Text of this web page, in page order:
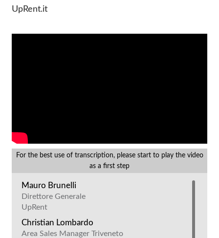
UpRent.it
For the best use of transcription, please start to play the video
as a first step
Mauro Brunelli
Direttore Generale
UpRent
Christian Lombardo
Area Sales Manager Triveneto